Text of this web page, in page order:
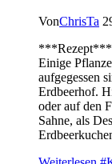
VonChrisTa
***Rezept***
Einige
aufgegessen
Erdbeerhof.
oder auf den
Sahne, als